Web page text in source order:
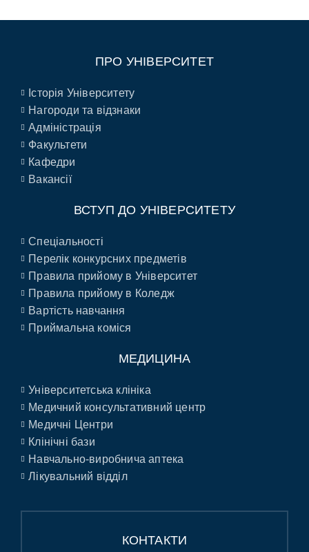
ПРО УНІВЕРСИТЕТ
Історія Університету
Нагороди та відзнаки
Адміністрація
Факультети
Кафедри
Вакансії
ВСТУП ДО УНІВЕРСИТЕТУ
Спеціальності
Перелік конкурсних предметів
Правила прийому в Університет
Правила прийому в Коледж
Вартість навчання
Приймальна коміся
МЕДИЦИНА
Університетська клініка
Медичний консультативний центр
Медичні Центри
Клінічні бази
Навчально-виробнича аптека
Лікувальний відділ
КОНТАКТИ